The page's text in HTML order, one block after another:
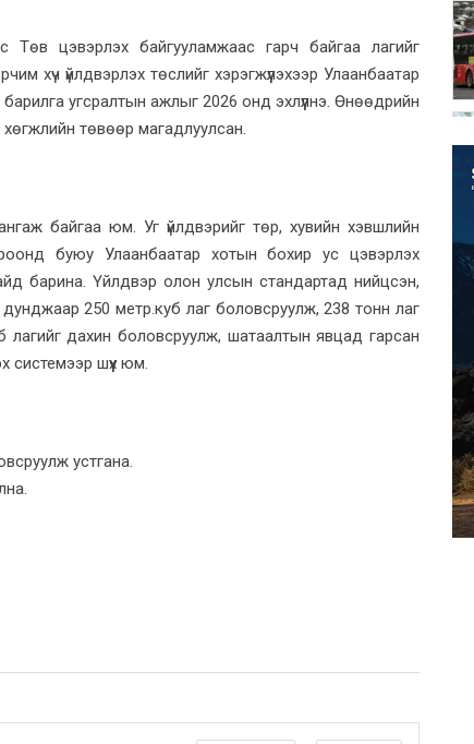
Төв цэвэрлэх байгууламжаас гарч байгаа лагийг
хүч үйлдвэрлэх төслийг хэрэгжүүлэхээр Улаанбаатар
угсралтын ажлыг 2026 онд эхлүүлнэ. Өнөөдрийн
төвөөр магадлуулсан.
байгаа юм. Уг үйлдвэрийг төр, хувийн хэвшлийн
буюу Улаанбаатар хотын бохир ус цэвэрлэх
барина. Үйлдвэр олон улсын стандартад нийцсэн,
250 метр.куб лаг боловсруулж, 238 тонн лаг
лагийг дахин боловсруулж, шатаалтын явцад гарсан
системээр шүүх юм.
устгана.